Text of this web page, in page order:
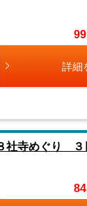
詳細
社寺めぐり ３